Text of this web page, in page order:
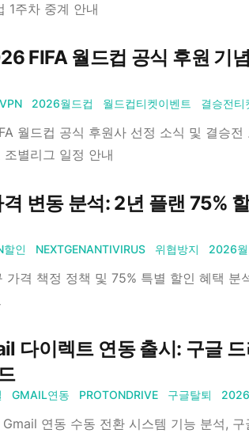
1주차 중계 안내
FIFA 월드컵 공식 후원 기
2026월드컵 월드컵티켓이벤트 결승전티
월드컵 공식 후원사 선정 소식 및 결승
별리그 일정 안내
변동 분석: 2년 플랜 75%
할인 NEXTGENANTIVIRUS 위협방지 2026월
가격 책정 정책 및 75% 특별 할인 혜택
다이렉트 연동 출시: 구글
GMAIL연동 PROTONDRIVE 구글탈퇴
연동 수동 전환 시스템 기능 분석,